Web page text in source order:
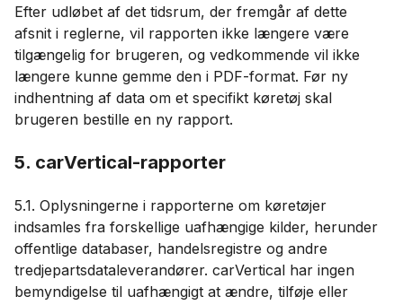
Efter udløbet af det tidsrum, der fremgår af dette
afsnit i reglerne, vil rapporten ikke længere være
tilgængelig for brugeren, og vedkommende vil ikke
længere kunne gemme den i PDF-format. Før ny
indhentning af data om et specifikt køretøj skal
brugeren bestille en ny rapport.
5. carVertical-rapporter
5.1. Oplysningerne i rapporterne om køretøjer
indsamles fra forskellige uafhængige kilder, herunder
offentlige databaser, handelsregistre og andre
tredjepartsdataleverandører. carVertical har ingen
bemyndigelse til uafhængigt at ændre, tilføje eller